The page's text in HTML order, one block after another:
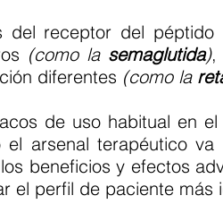
del receptor del péptido
(como la semaglutida),
diferentes (como la
de uso habitual en
arsenal terapéutico
beneficios y efectos
el perfil de paciente más